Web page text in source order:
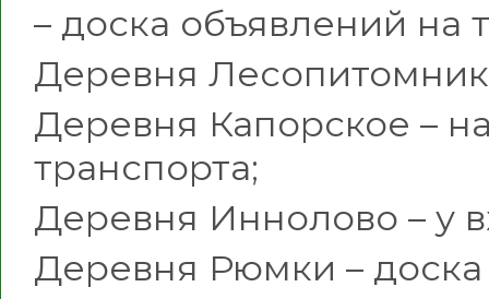
– доска объявлений
Деревня
Деревня Капорское –
транспорта;
Деревня Иннолово – у
Деревня Рюмки –